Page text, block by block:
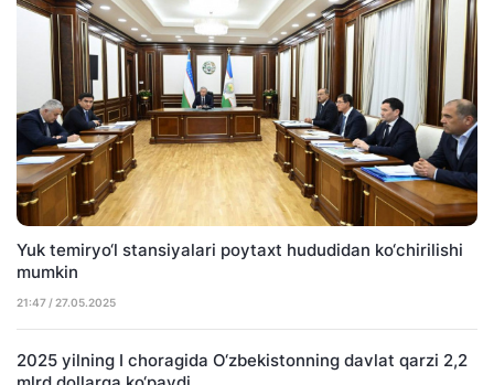
Yuk temiryo‘l stansiyalari poytaxt hududidan ko‘chirilishi
mumkin
21:47 / 27.05.2025
2025 yilning I choragida O‘zbekistonning davlat qarzi 2,2